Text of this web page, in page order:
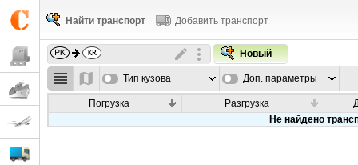
Найти транспорт Добавить транспорт
Новый
Тип кузова Доп. параметры
Погрузка Разгрузка
Не найдено